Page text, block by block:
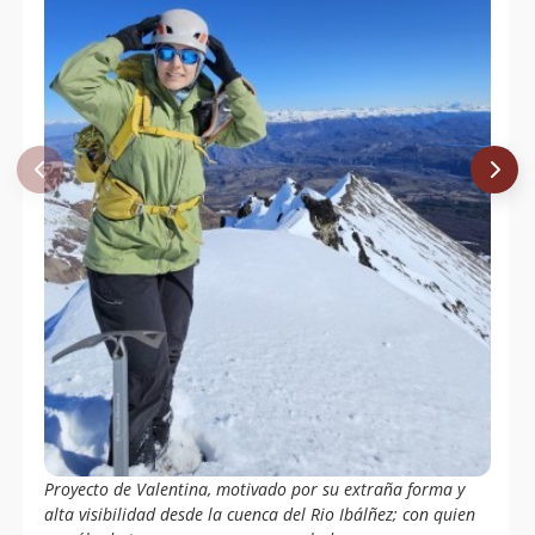
Proyecto de Valentina, motivado por su extraña forma y
alta visibilidad desde la cuenca del Rio Ibálñez; con quien